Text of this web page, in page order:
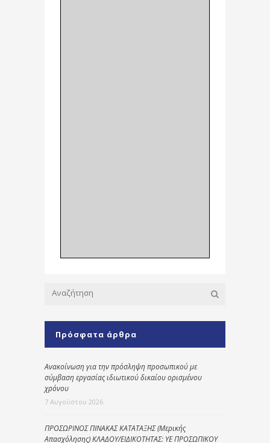
Πρόσφατα άρθρα
Ανακοίνωση για την πρόσληψη προσωπικού με
σύμβαση εργασίας ιδιωτικού δικαίου ορισμένου
χρόνου
7 Αυγούστου 2026
ΠΡΟΣΩΡΙΝΟΣ ΠΙΝΑΚΑΣ ΚΑΤΑΤΑΞΗΣ (Μερικής
Απασχόλησης) ΚΛΑΔΟΥ/ΕΙΔΙΚΟΤΗΤΑΣ: ΥΕ ΠΡΟΣΩΠΙΚΟΥ